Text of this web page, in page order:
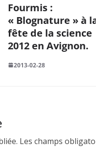
Fourmis :
« Blognature » à
fête de la science
2012 en Avignon.
2013-02-28
Les champs